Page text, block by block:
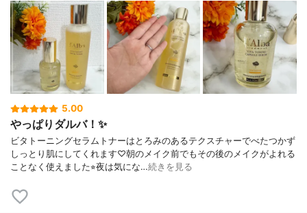
5.00
やっぱりダルバ！✨
ビタトーニングセラムトナーはとろみのあるテクスチャーでべたつかず
しっとり肌にしてくれます♡朝のメイク前でもその後のメイクがよれる
ことなく使えました⭐︎夜は気にな…続きを見る